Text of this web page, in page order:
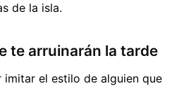
de la isla.
te arruinarán la tarde
el estilo de alguien que